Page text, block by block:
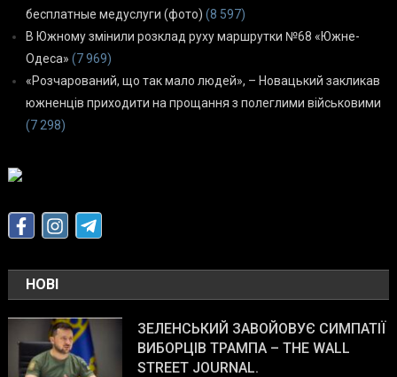
бесплатные медуслуги (фото) (8 597)
В Южному змінили розклад руху маршрутки №68 «Южне-
Одеса» (7 969)
«Розчарований, що так мало людей», – Новацький закликав
южненців приходити на прощання з полеглими військовими
(7 298)
НОВІ
ЗЕЛЕНСЬКИЙ ЗАВОЙОВУЄ СИМПАТІЇ
ВИБОРЦІВ ТРАМПА – THE WALL
STREET JOURNAL.